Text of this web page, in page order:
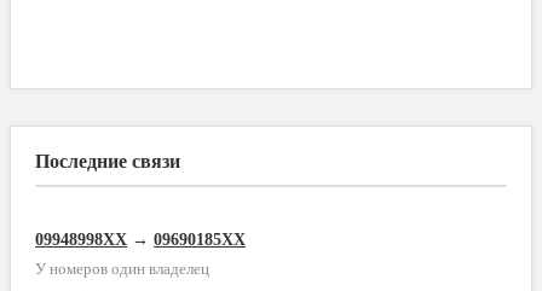
Последние связи
09948998XX → 09690185XX
У номеров один владелец